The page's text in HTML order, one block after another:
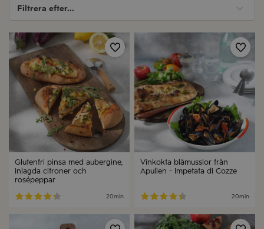
Filtrera efter...
Glutenfri pinsa med aubergine,
inlagda citroner och
rosépeppar
20min
Vinkokta blåmusslor från
Apulien - Impetata di Cozze
20min